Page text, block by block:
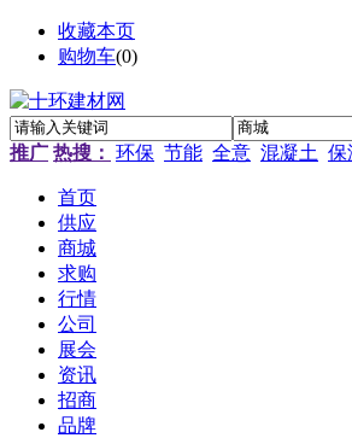
收藏本页
购物车(0)
推广 热搜： 环保 节能 全意 混凝土 保
首页
供应
商城
求购
行情
公司
展会
资讯
招商
品牌